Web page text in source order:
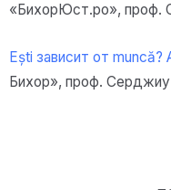
«БихорЮст.ро», проф.
Ești зависит от muncă?
Бихор», проф. Серджиу